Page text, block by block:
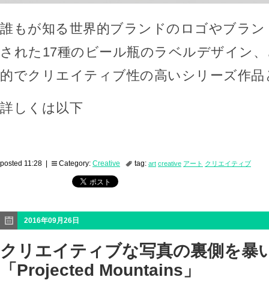
誰もが知る世界的ブランドのロゴやブラ
された17種のビール瓶のラベルデザイン
的でクリエイティブ性の高いシリーズ作
詳しくは以下
posted 11:28 | Category: Creative tag: art creative アート クリエイティブ
2016年09月26日
クリエイティブな写真の裏側を暴
「Projected Mountains」